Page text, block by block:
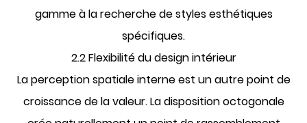
gamme à la recherche de styles esthétiques
spécifiques.
2.2 Flexibilité du design intérieur
La perception spatiale interne est un autre point de
croissance de la valeur. La disposition octogonale